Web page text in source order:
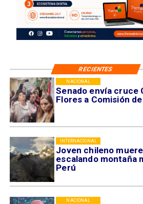
Senado envía cruce
Flores a Comisión
NACIONAL
Joven chileno muere
escalando montaña
Perú
INTERNACIONAL
NACIONAL
RECIENTES